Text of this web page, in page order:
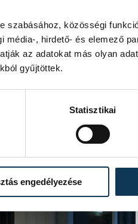
szabásához, közösségi
, hirdető- és elemező
az adatokat más olyan
gyűjtöttek.
Statisztikai
engedélyezése